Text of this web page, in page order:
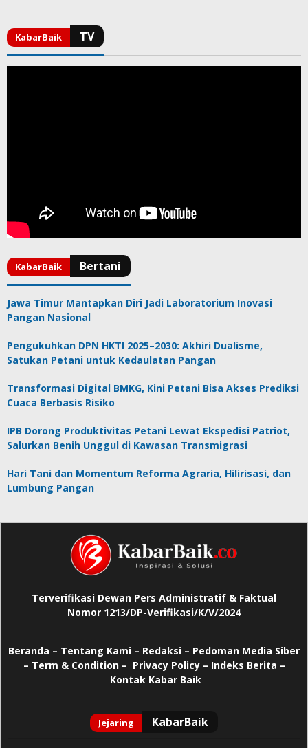
Jawa Timur Mantapkan Diri Jadi Laboratorium Inovasi
Pangan Nasional
Pengukuhkan DPN HKTI 2025–2030: Akhiri Dualisme,
Satukan Petani untuk Kedaulatan Pangan
Transformasi Digital BMKG, Kini Petani Bisa Akses Prediksi
Cuaca Berbasis Risiko
IPB Dorong Produktivitas Petani Lewat Ekspedisi Patriot,
Salurkan Benih Unggul di Kawasan Transmigrasi
Hari Tani dan Momentum Reforma Agraria, Hilirisasi, dan
Lumbung Pangan
Terverifikasi Dewan Pers Administratif & Faktual
Nomor 1213/DP-Verifikasi/K/V/2024
Beranda – Tentang Kami – Redaksi – Pedoman Media Siber
– Term & Condition – Privacy Policy– Indeks Berita –
Kontak Kabar Baik